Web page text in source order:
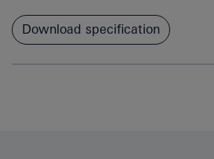
Download specification